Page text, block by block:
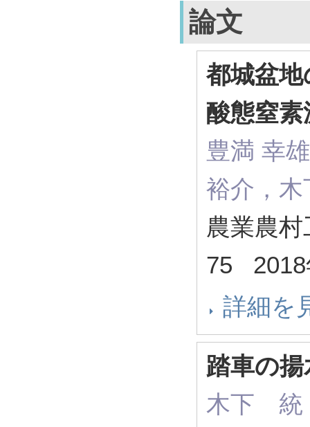
論文
都城盆
酸態窒
豊満 幸
裕介，木
農業農
75 2018
詳細を
踏車の
木下 統